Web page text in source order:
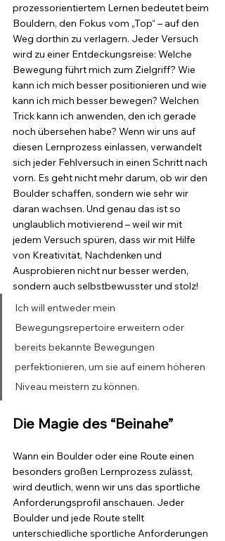
prozessorientiertem Lernen bedeutet beim
Bouldern, den Fokus vom „Top“ – auf den
Weg dorthin zu verlagern. Jeder Versuch
wird zu einer Entdeckungsreise: Welche
Bewegung führt mich zum Zielgriff? Wie
kann ich mich besser positionieren und wie
kann ich mich besser bewegen? Welchen
Trick kann ich anwenden, den ich gerade
noch übersehen habe? Wenn wir uns auf
diesen Lernprozess einlassen, verwandelt
sich jeder Fehlversuch in einen Schritt nach
vorn. Es geht nicht mehr darum, ob wir den
Boulder schaffen, sondern wie sehr wir
daran wachsen. Und genau das ist so
unglaublich motivierend – weil wir mit
jedem Versuch spüren, dass wir mit Hilfe
von Kreativität, Nachdenken und
Ausprobieren nicht nur besser werden,
sondern auch selbstbewusster und stolz!
Ich will entweder mein
Bewegungsrepertoire erweitern oder
bereits bekannte Bewegungen
perfektionieren, um sie auf einem höheren
Niveau meistern zu können.
Die Magie des “Beinahe”
Wann ein Boulder oder eine Route einen
besonders großen Lernprozess zulässt,
wird deutlich, wenn wir uns das sportliche
Anforderungsprofil anschauen. Jeder
Boulder und jede Route stellt
unterschiedliche sportliche Anforderungen